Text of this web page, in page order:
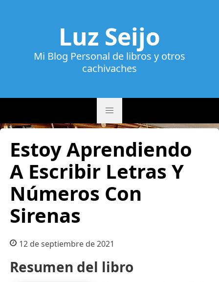
Luz Seijo
Mi Blog Personal de libros y otros
cachivaches
Estoy Aprendiendo
A Escribir Letras Y
Números Con
Sirenas
12 de septiembre de 2021
Resumen del libro